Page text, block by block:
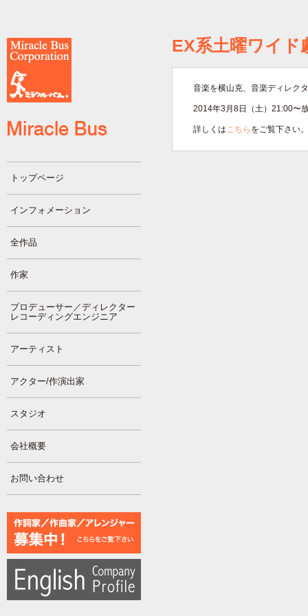
トップページ
インフォメーション
全作品
作家
プロデューサー／ディレクター
レコーディングエンジニア
アーティスト
アクター/作演出家
スタジオ
会社概要
お問い合わせ
EX系土曜ワイド
音楽を横山克、音楽ディレク
2014年3月8日（土）21:00〜
詳しくはこちら をご覧下さい。